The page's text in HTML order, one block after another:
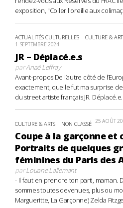
exposition, "Coller l'oreille aux
ACTUALITÉS CULTURELLES CULTURE &
1 SEPTEMBRE 2024
JR – Déplacé.e.s
parAnaë Leffray
Avant-propos De l’autre côté de
exactement, quelle fut ma surprise
du street artiste français JR.
CULTURE & ARTS NON CLASSÉ 25 AOÛT
Coupe à la garçonne et
Portraits de quelques
féminines du Paris des
parLouane Lallemant
- Il faut en prendre ton parti, maman.
sommes toutes devenues, plus ou
Margueritte, La Garçonne) Zelda